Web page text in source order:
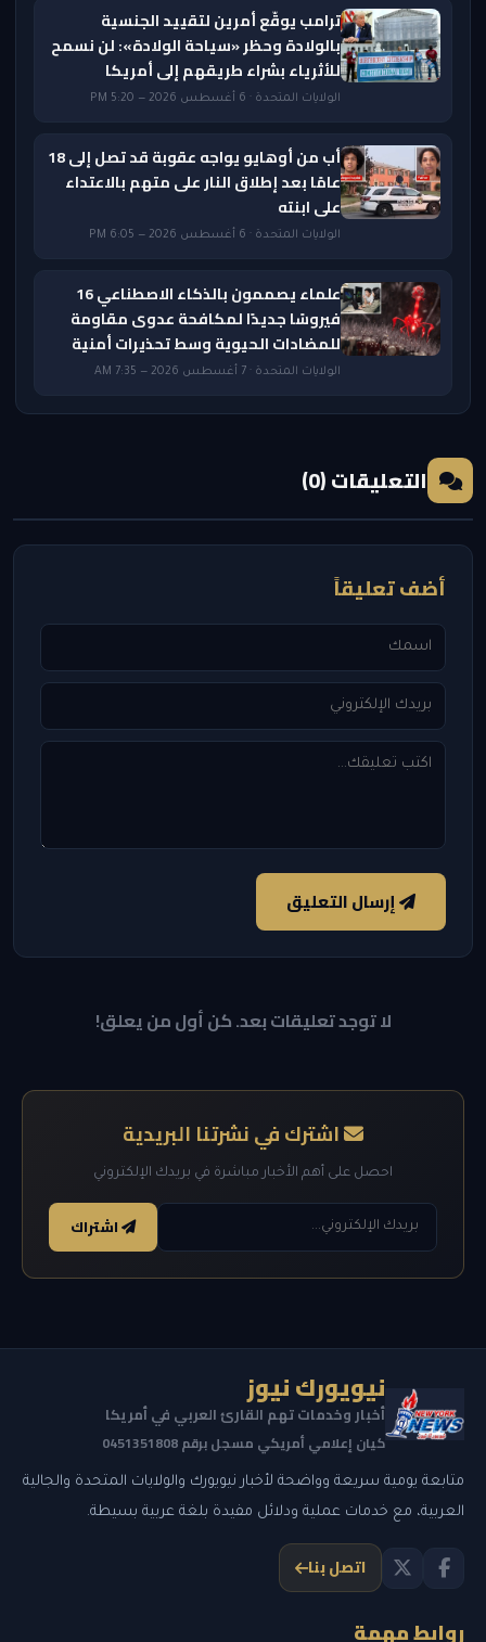
ترامب يوقّع أمرين لتقييد الجنسية
بالولادة وحظر «سياحة الولادة»: لن نسمح
للأثرياء بشراء طريقهم إلى أمريكا
الولايات المتحدة · 6 أغسطس 2026 — 5:20 PM
أب من أوهايو يواجه عقوبة قد تصل إلى 18
عامًا بعد إطلاق النار على متهم بالاعتداء
على ابنته
الولايات المتحدة · 6 أغسطس 2026 — 6:05 PM
علماء يصممون بالذكاء الاصطناعي 16
فيروسًا جديدًا لمكافحة عدوى مقاومة
للمضادات الحيوية وسط تحذيرات أمنية
الولايات المتحدة · 7 أغسطس 2026 — 7:35 AM
التعليقات (0)
أضف تعليقاً
إرسال التعليق
لا توجد تعليقات بعد. كن أول من يعلق!
اشترك في نشرتنا البريدية
احصل على أهم الأخبار مباشرة في بريدك الإلكتروني
اشتراك
نيويورك نيوز
أخبار وخدمات تهم القارئ العربي في أمريكا
كيان إعلامي أمريكي مسجل برقم 0451351808
متابعة يومية سريعة وواضحة لأخبار نيويورك والولايات المتحدة والجالية
العربية، مع خدمات عملية ودلائل مفيدة بلغة عربية بسيطة.
اتصل بنا
روابط مهمة